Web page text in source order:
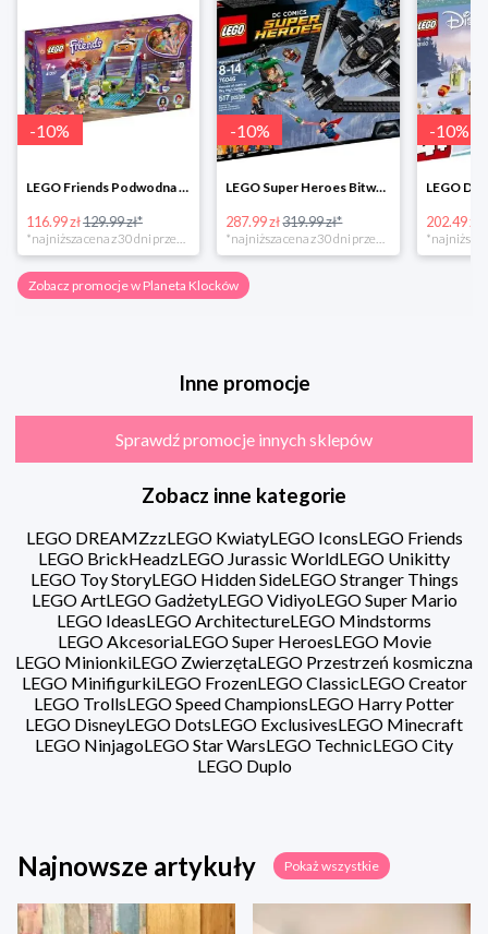
-10%
LEGO Friends Podwodna Frajda w super cenie
116.99 zł129.99 zł*
-10%
LEGO Super Heroes Bitwa powietrzna w super cenie
287.99 zł319.99 zł*
-10%
202.49 zł
Zobacz promocje w Planeta Klocków
Inne promocje
Sprawdź promocje innych sklepów
Zobacz inne kategorie
LEGO DREAMZzzLEGO KwiatyLEGO IconsLEGO Friends
LEGO BrickHeadzLEGO Jurassic WorldLEGO Unikitty
LEGO Toy StoryLEGO Hidden SideLEGO Stranger Things
LEGO ArtLEGO GadżetyLEGO VidiyoLEGO Super Mario
LEGO IdeasLEGO ArchitectureLEGO Mindstorms
LEGO AkcesoriaLEGO Super HeroesLEGO Movie
LEGO MinionkiLEGO ZwierzętaLEGO Przestrzeń kosmiczna
LEGO MinifigurkiLEGO FrozenLEGO ClassicLEGO Creator
LEGO TrollsLEGO Speed ChampionsLEGO Harry Potter
LEGO DisneyLEGO DotsLEGO ExclusivesLEGO Minecraft
LEGO NinjagoLEGO Star WarsLEGO TechnicLEGO City
LEGO Duplo
Najnowsze artykuły Pokaż wszystkie